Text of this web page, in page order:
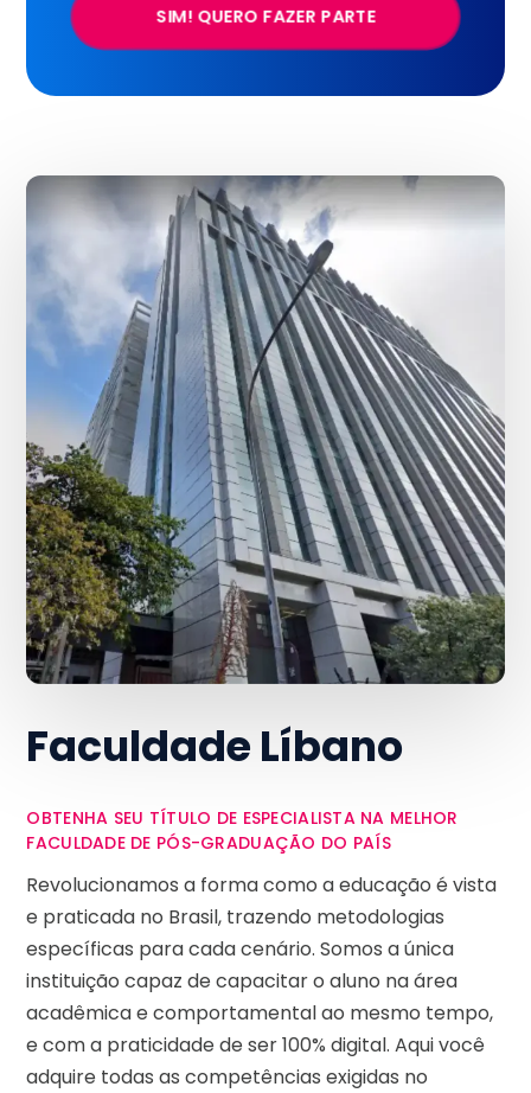
SIM! QUERO FAZER PARTE
Faculdade Líbano
OBTENHA SEU TÍTULO DE ESPECIALISTA NA MELHOR
FACULDADE DE PÓS-GRADUAÇÃO DO PAÍS
Revolucionamos a forma como a educação é vista
e praticada no Brasil, trazendo metodologias
específicas para cada cenário. Somos a única
instituição capaz de capacitar o aluno na área
acadêmica e comportamental ao mesmo tempo,
e com a praticidade de ser 100% digital. Aqui você
adquire todas as competências exigidas no